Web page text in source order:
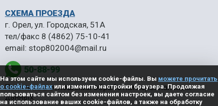
50-88-99
СХЕМА ПРОЕЗДА
г. Орел, ул. Городская, 51А
тел/факс 8 (4862) 75-10-41
email: stop802004@mail.ru
Политика в отношении обработки персональных
данных
На этом сайте мы используем cookie-файлы. Вы можете прочитать
о cookie-файлахили изменить настройки браузера. Продолжая
пользоваться сайтом без изменения настроек, вы даете согласие
на использование ваших cookie-файлов, а также на обработку